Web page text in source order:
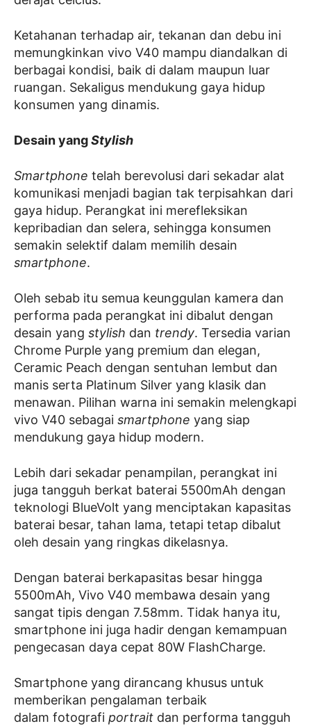
Ketahanan terhadap air, tekanan dan debu ini
memungkinkan vivo V40 mampu diandalkan di
berbagai kondisi, baik di dalam maupun luar
ruangan. Sekaligus mendukung gaya hidup
konsumen yang dinamis.
Desain yangStylish
Smartphone telah berevolusi dari sekadar alat
komunikasi menjadi bagian tak terpisahkan dari
gaya hidup. Perangkat ini merefleksikan
kepribadian dan selera, sehingga konsumen
semakin selektif dalam memilih desain
smartphone.
Oleh sebab itu semua keunggulan kamera dan
performa pada perangkat ini dibalut dengan
desain yang stylish dan trendy. Tersedia varian
Chrome Purple yang premium dan elegan,
Ceramic Peach dengan sentuhan lembut dan
manis serta Platinum Silver yang klasik dan
menawan. Pilihan warna ini semakin melengkapi
vivo V40 sebagai smartphone yang siap
mendukung gaya hidup modern.
Lebih dari sekadar penampilan, perangkat ini
juga tangguh berkat baterai 5500mAh dengan
teknologi BlueVolt yang menciptakan kapasitas
baterai besar, tahan lama, tetapi tetap dibalut
oleh desain yang ringkas dikelasnya.
Dengan baterai berkapasitas besar hingga
5500mAh, Vivo V40 membawa desain yang
sangat tipis dengan 7.58mm. Tidak hanya itu,
smartphone ini juga hadir dengan kemampuan
pengecasan daya cepat 80W FlashCharge.
Smartphone yang dirancang khusus untuk
memberikan pengalaman terbaik
dalam fotografi portrait dan performa tangguh